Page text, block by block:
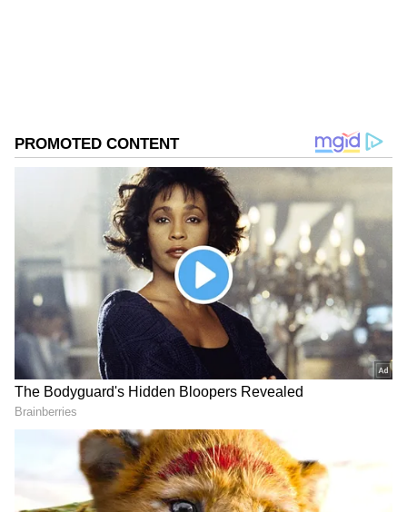
அழைக்கப்படும் சம்பார், இந்தியாவின்
மிகப்பெரிய உப்பு ஏரியைக் கொண்டது. பல
ஆண்டுகளாக உப்பு உற்பத்தி செய்யும்
முக்கிய பகுதியாக உள்ளது.
ஏசியாநெட் தமிழ்-ஐ உங்கள் முதன்மைத்
தேர்வாக்குங்கள்